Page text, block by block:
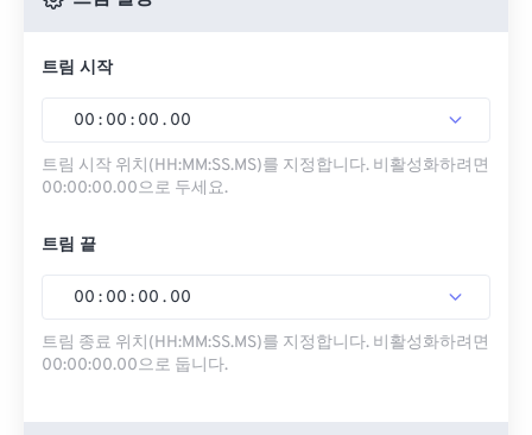
트림 시작
00 : 00 : 00 . 00
트림 시작 위치(HH:MM:SS.MS)를 지정합니다. 비활성화하려면
00:00:00.00으로 두세요.
트림 끝
00 : 00 : 00 . 00
트림 종료 위치(HH:MM:SS.MS)를 지정합니다. 비활성화하려면
00:00:00.00으로 둡니다.